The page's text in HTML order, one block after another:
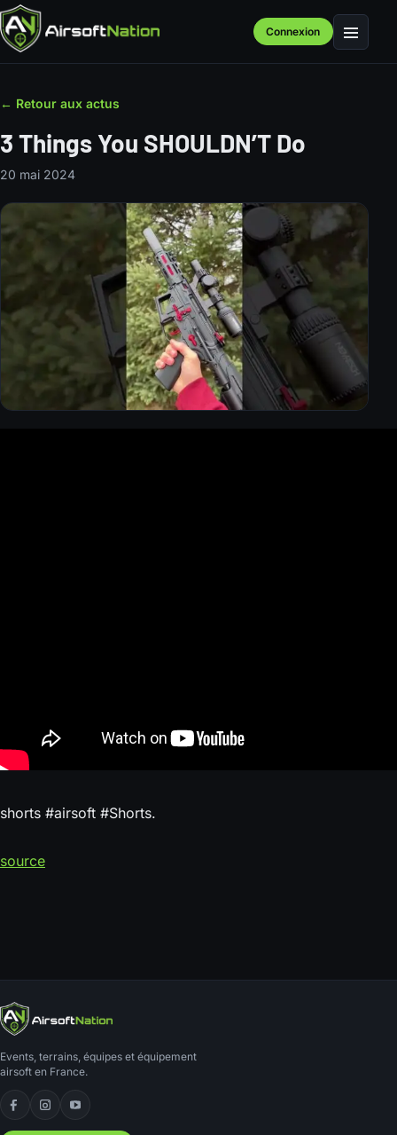
Connexion Menu
← Retour aux actus
3 Things You SHOULDN’T Do
20 mai 2024
shorts #airsoft #Shorts.
source
Events, terrains, équipes et équipement
airsoft en France.
Facebook
Instagram
YouTube